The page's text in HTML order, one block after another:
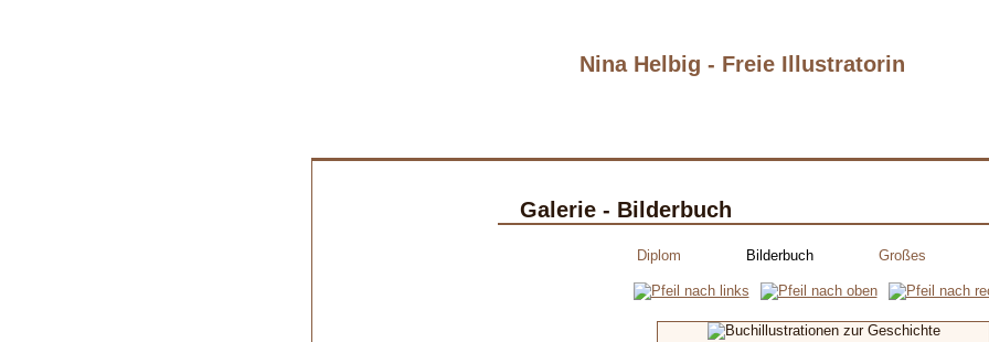
Nina Helbig - Freie Illustratorin
Galerie - Bilderbuch
Diplom Bilderbuch Großes